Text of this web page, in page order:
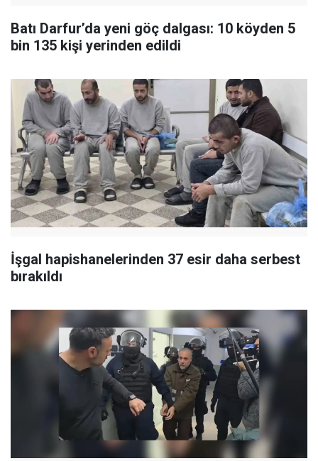
Batı Darfur’da yeni göç dalgası: 10 köyden 5
bin 135 kişi yerinden edildi
İşgal hapishanelerinden 37 esir daha serbest
bırakıldı